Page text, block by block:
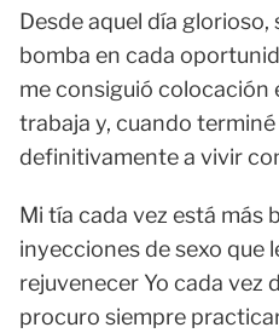
Desde aquel día
bomba en cada
me consiguió colocación
trabaja y, cuando terminé
definitivamente a vivir
Mi tía cada vez está más
inyecciones de sexo que
rejuvenecer Yo cada vez
procuro siempre